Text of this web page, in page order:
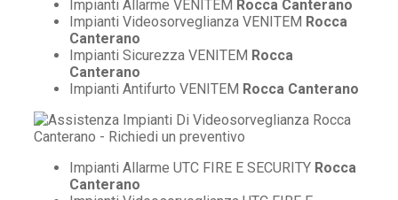
Impianti Allarme VENITEM Rocca Canterano
Impianti Videosorveglianza VENITEM Rocca
Canterano
Impianti Sicurezza VENITEM Rocca
Canterano
Impianti Antifurto VENITEM Rocca Canterano
Impianti Allarme UTC FIRE E SECURITY Rocca
Canterano